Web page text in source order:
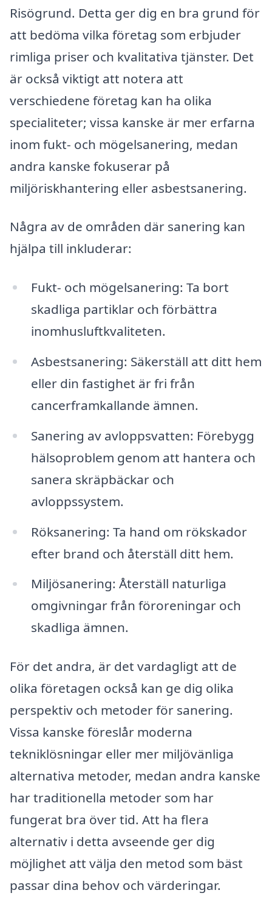
Risögrund. Detta ger dig en bra grund för
att bedöma vilka företag som erbjuder
rimliga priser och kvalitativa tjänster. Det
är också viktigt att notera att
verschiedene företag kan ha olika
specialiteter; vissa kanske är mer erfarna
inom fukt- och mögelsanering, medan
andra kanske fokuserar på
miljöriskhantering eller asbestsanering.
Några av de områden där sanering kan
hjälpa till inkluderar:
Fukt- och mögelsanering: Ta bort
skadliga partiklar och förbättra
inomhusluftkvaliteten.
Asbestsanering: Säkerställ att ditt hem
eller din fastighet är fri från
cancerframkallande ämnen.
Sanering av avloppsvatten: Förebygg
hälsoproblem genom att hantera och
sanera skräpbäckar och
avloppssystem.
Röksanering: Ta hand om rökskador
efter brand och återställ ditt hem.
Miljösanering: Återställ naturliga
omgivningar från föroreningar och
skadliga ämnen.
För det andra, är det vardagligt att de
olika företagen också kan ge dig olika
perspektiv och metoder för sanering.
Vissa kanske föreslår moderna
tekniklösningar eller mer miljövänliga
alternativa metoder, medan andra kanske
har traditionella metoder som har
fungerat bra över tid. Att ha flera
alternativ i detta avseende ger dig
möjlighet att välja den metod som bäst
passar dina behov och värderingar.